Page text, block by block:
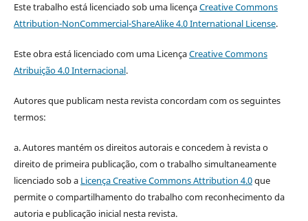
Este trabalho está licenciado sob uma licençaCreative Commons
Attribution-NonCommercial-ShareAlike 4.0 International License.
Este obra está licenciado com uma LicençaCreative Commons
Atribuição 4.0 Internacional.
Autores que publicam nesta revista concordam com os seguintes
termos:
a. Autores mantém os direitos autorais e concedem à revista o
direito de primeira publicação, com o trabalho simultaneamente
licenciado sob a Licença Creative Commons Attribution 4.0que
permite o compartilhamento do trabalho com reconhecimento da
autoria e publicação inicial nesta revista.